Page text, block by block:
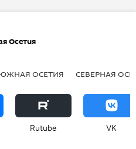
Осетия
ОСЕТИЯ СЕВЕРНАЯ
Rutube VK